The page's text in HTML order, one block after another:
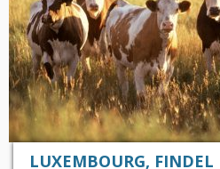
LUXEMBOURG, FINDEL